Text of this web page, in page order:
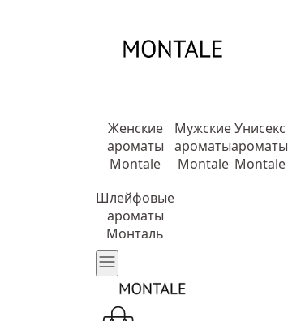
Женские
ароматы
Montale
Мужские
ароматы
Montale
Унисекс
ароматы
Montale
Шлейфовые
ароматы
Монталь